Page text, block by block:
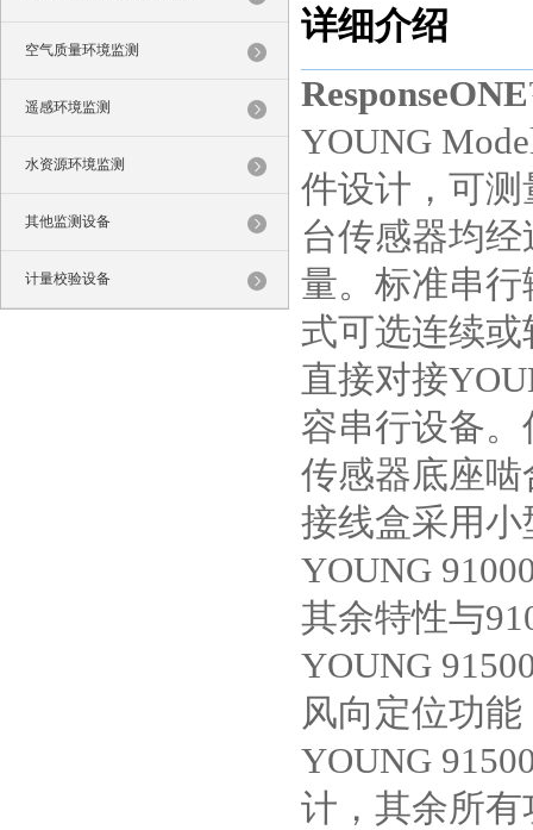
空气质量环境监测
遥感环境监测
水资源环境监测
其他监测设备
计量校验设备
详细介绍
YOUNG
件设计，可
台传感器均
量。标准串
式可选连续或
直接对接
容串行设备
传感器底座
接线盒采用
YOUNG
其余特性与
YOUNG
风向定位功
YOUNG
计，其余所有